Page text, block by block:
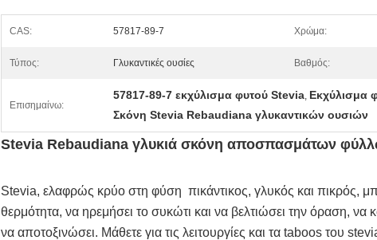
CAS: 57817-89-7 Χρώμα:
Τύπος: Γλυκαντικές ουσίες Βαθμός:
Επισημαίνω:
57817-89-7 εκχύλισμα φυτού Stevia, Εκχύλισμα
Σκόνη Stevia Rebaudiana γλυκαντικών ουσιών
Stevia Rebaudiana γλυκιά σκόνη αποσπασμάτων
Stevia, ελαφρώς κρύο στη φύση  πικάντικος, γλυκός και πικρός,
θερμότητα, να ηρεμήσει το συκώτι και να βελτιώσει την όραση, να
να αποτοξινώσει. Μάθετε για τις λειτουργίες και τα taboos του